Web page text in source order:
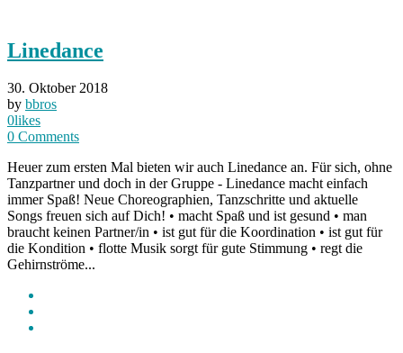
Linedance
30. Oktober 2018
by bbros
0likes
0 Comments
Heuer zum ersten Mal bieten wir auch Linedance an. Für sich, ohne
Tanzpartner und doch in der Gruppe - Linedance macht einfach
immer Spaß! Neue Choreographien, Tanzschritte und aktuelle
Songs freuen sich auf Dich! • macht Spaß und ist gesund • man
braucht keinen Partner/in • ist gut für die Koordination • ist gut für
die Kondition • flotte Musik sorgt für gute Stimmung • regt die
Gehirnströme...